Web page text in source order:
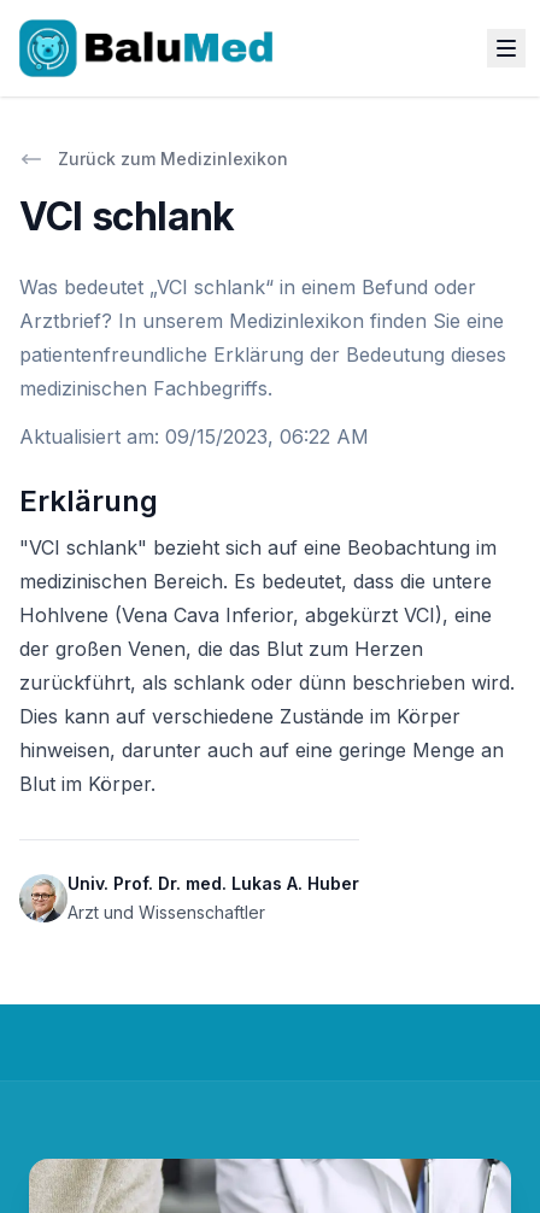
Zurück zum Medizinlexikon
VCI schlank
Was bedeutet „VCI schlank“ in einem Befund oder
Arztbrief? In unserem Medizinlexikon finden Sie eine
patientenfreundliche Erklärung der Bedeutung dieses
medizinischen Fachbegriffs.
Aktualisiert am: 09/15/2023, 06:22 AM
Erklärung
"VCI schlank" bezieht sich auf eine Beobachtung im
medizinischen Bereich. Es bedeutet, dass die untere
Hohlvene (Vena Cava Inferior, abgekürzt VCI), eine
der großen Venen, die das Blut zum Herzen
zurückführt, als schlank oder dünn beschrieben wird.
Dies kann auf verschiedene Zustände im Körper
hinweisen, darunter auch auf eine geringe Menge an
Blut im Körper.
Univ. Prof. Dr. med. Lukas A. Huber
Arzt und Wissenschaftler